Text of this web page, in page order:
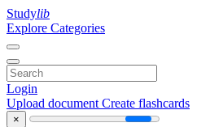
Studylib
Explore Categories
Login
Upload document Create flashcards
×